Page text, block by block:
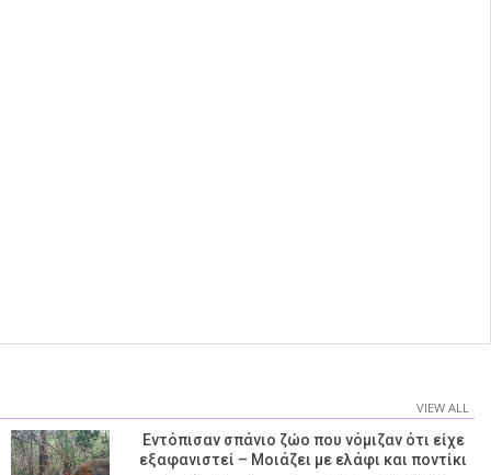
VIEW ALL
Εντόπισαν σπάνιο ζώο που νόμιζαν ότι είχε
εξαφανιστεί – Μοιάζει με ελάφι και ποντίκι